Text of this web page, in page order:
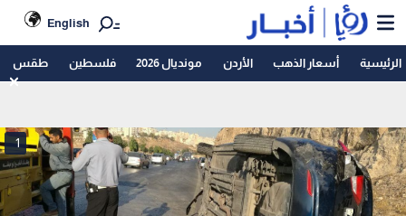
English
الرئيسية أسعار الذهب الأردن مونديال 2026 فلسطين طقس
1